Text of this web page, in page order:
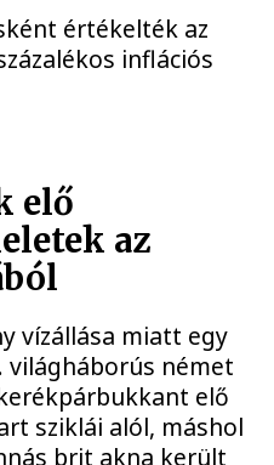
értékelték az
inflációs
elő
az
vízállása miatt egy
német
elő
sziklái alól, máshol
brit akna került